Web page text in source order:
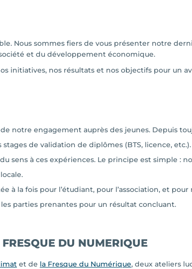
Nous sommes fiers de vous présenter notre
et du développement économique.
initiatives, nos résultats et nos objectifs pour un
notre engagement auprès des jeunes. Depuis
de validation de diplômes (BTS, licence, etc.).
sens à ces expériences. Le principe est simple :
à la fois pour l’étudiant, pour l’association, et
parties prenantes pour un résultat concluant.
DU NUMERIQUE
et de la Fresque du Numérique, deux ateliers